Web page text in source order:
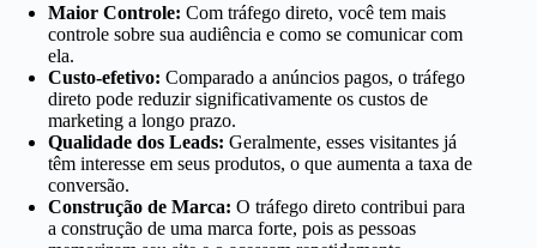
Maior Controle: Com tráfego direto, você tem mais
controle sobre sua audiência e como se comunicar com
ela.
Custo-efetivo: Comparado a anúncios pagos, o tráfego
direto pode reduzir significativamente os custos de
marketing a longo prazo.
Qualidade dos Leads: Geralmente, esses visitantes já
têm interesse em seus produtos, o que aumenta a taxa de
conversão.
Construção de Marca: O tráfego direto contribui para
a construção de uma marca forte, pois as pessoas